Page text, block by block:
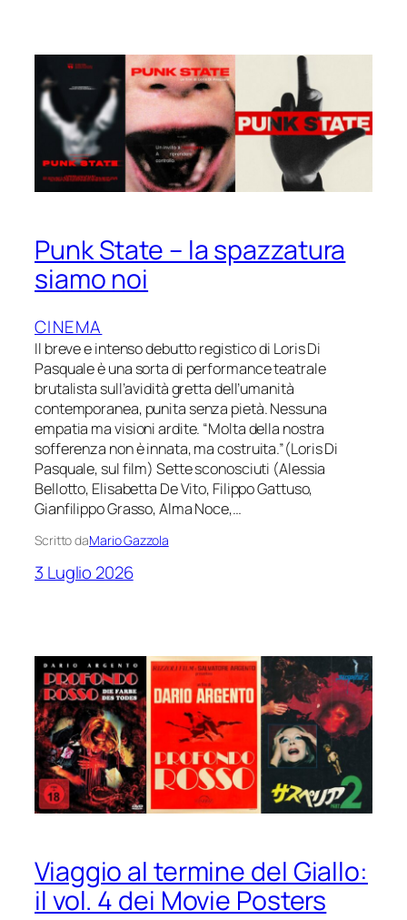
Punk State – la spazzatura
siamo noi
CINEMA
Il breve e intenso debutto registico di Loris Di
Pasquale è una sorta di performance teatrale
brutalista sull’avidità gretta dell’umanità
contemporanea, punita senza pietà. Nessuna
empatia ma visioni ardite. “Molta della nostra
sofferenza non è innata, ma costruita.”(Loris Di
Pasquale, sul film) Sette sconosciuti (Alessia
Bellotto, Elisabetta De Vito, Filippo Gattuso,
Gianfilippo Grasso, Alma Noce,…
Scritto daMario Gazzola
3 Luglio 2026
Viaggio al termine del Giallo:
il vol. 4 dei Movie Posters